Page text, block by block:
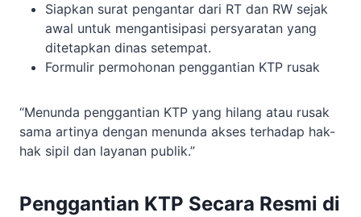
Siapkan surat pengantar dari RT dan RW sejak
awal untuk mengantisipasi persyaratan yang
ditetapkan dinas setempat.
Formulir permohonan penggantian KTP rusak
“Menunda penggantian KTP yang hilang atau rusak
sama artinya dengan menunda akses terhadap hak-
hak sipil dan layanan publik.”
Penggantian KTP Secara Resmi di